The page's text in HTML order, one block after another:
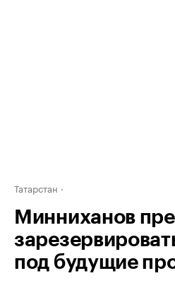
Татарстан
Минниханов
под будущие